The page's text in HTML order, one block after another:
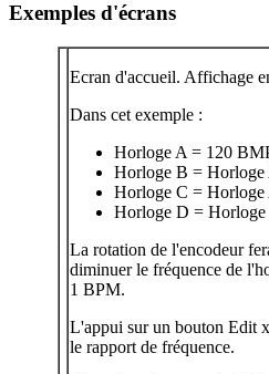
Exemples d'écrans
Ecran d'accueil. Affichage
Dans cet exemple :
Horloge A = 120
Horloge B =
Horloge C =
Horloge D =
La rotation de l'encodeur
diminuer le fréquence de
1 BPM.
L'appui sur un bouton Edit
le rapport de fréquence.